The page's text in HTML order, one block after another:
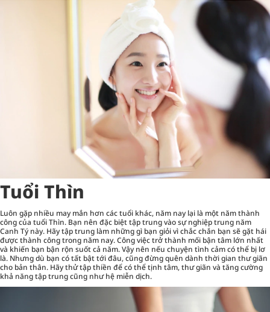
Tuổi Thìn
Luôn gặp nhiều may mắn hơn các tuổi khác, năm nay lại là một năm thành
công của tuổi Thìn. Bạn nên đặc biệt tập trung vào sự nghiệp trung năm
Canh Tý này. Hãy tập trung làm những gì bạn giỏi vì chắc chắn bạn sẽ gặt hái
được thành công trong năm nay. Công việc trở thành mối bận tâm lớn nhất
và khiến bạn bận rộn suốt cả năm. Vậy nên nếu chuyện tình cảm có thể bị lơ
là. Nhưng dù bạn có tất bật tới đâu, cũng đừng quên dành thời gian thư giãn
cho bản thân. Hãy thử tập thiền để có thể tịnh tâm, thư giãn và tăng cường
khả năng tập trung cũng như hệ miễn dịch.